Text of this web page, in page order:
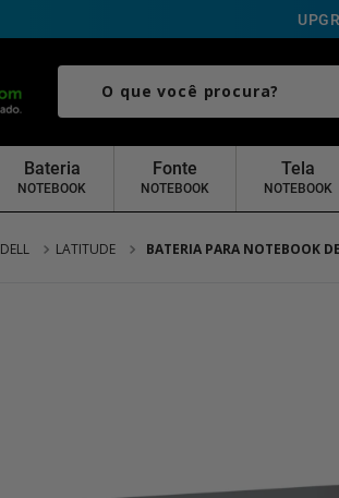
O que você procura?
Bateria
NOTEBOOK
Fonte
NOTEBOOK
Tela
NOTEBOOK
DELL LATITUDE BATERIA PARA NOTEBOOK